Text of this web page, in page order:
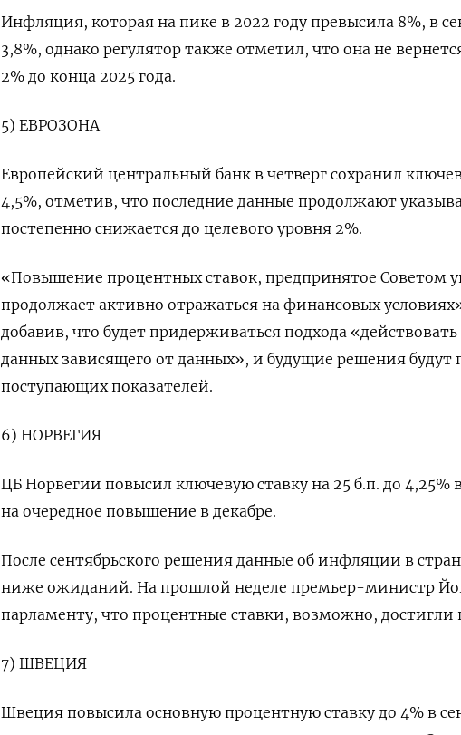
Инфляция, которая на пике в 2022 году превысила 8%, в
3,8%, однако регулятор также отметил, что она не
2% до конца 2025 года.
5) ЕВРОЗОНА
Европейский центральный банк в четверг сохранил
4,5%, отметив, что последние данные продолжают
постепенно снижается до целевого уровня 2%.
«Повышение процентных ставок, предпринятое Советом
продолжает активно отражаться на финансовых
добавив, что будет придерживаться подхода
данных зависящего от данных», и будущие решения будут
поступающих показателей.
6) НОРВЕГИЯ
ЦБ Норвегии повысил ключевую ставку на 25 б.п. до 4,25%
на очередное повышение в декабре.
После сентябрьского решения данные об инфляции в
ниже ожиданий. На прошлой неделе премьер-министр
парламенту, что процентные ставки, возможно, достигли
7) ШВЕЦИЯ
Швеция повысила основную процентную ставку до 4% в